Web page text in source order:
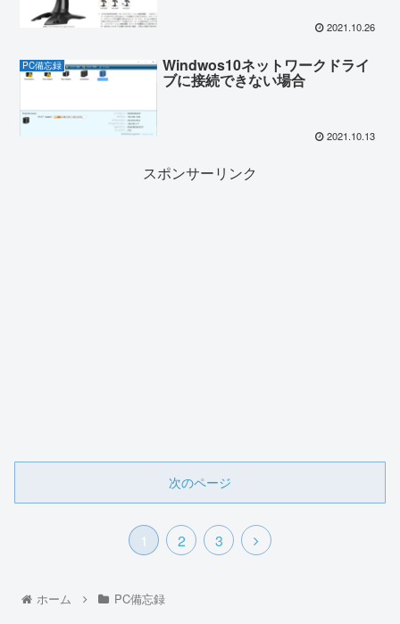
2021.10.26
PC備忘録 Windwos10ネットワークドライ
ブに接続できない場合
2021.10.13
スポンサーリンク
次のページ
1 2 3
ホーム PC備忘録